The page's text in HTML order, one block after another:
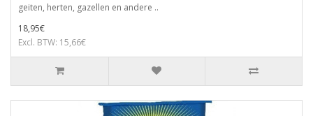
geiten, herten, gazellen en andere ..
18,95€
Excl. BTW: 15,66€